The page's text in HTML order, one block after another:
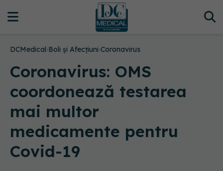
DCMedical›Boli și Afecțiuni›Coronavirus
Coronavirus: OMS
coordonează testarea
mai multor
medicamente pentru
Covid-19